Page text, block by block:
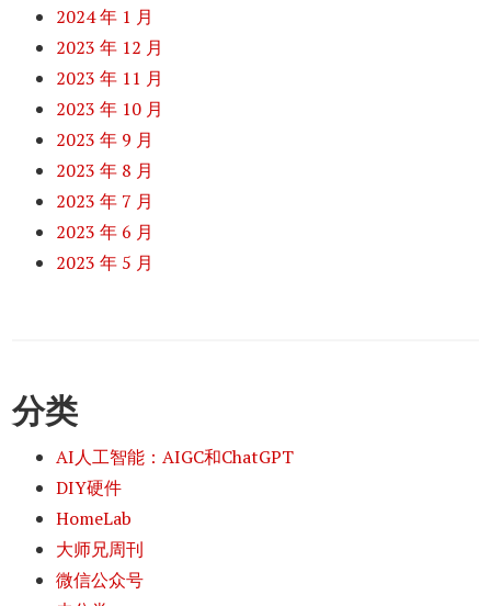
2024 年 1 月
2023 年 12 月
2023 年 11 月
2023 年 10 月
2023 年 9 月
2023 年 8 月
2023 年 7 月
2023 年 6 月
2023 年 5 月
分类
AI人工智能：AIGC和ChatGPT
DIY硬件
HomeLab
大师兄周刊
微信公众号